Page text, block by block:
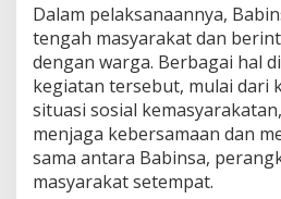
a
n
D
e
n
g
a
M
a
Dalam pelaksanaannya,
tengah masyarakat dan
dengan warga. Berbagai hal
kegiatan tersebut, mulai dari
situasi sosial
menjaga kebersamaan dan
sama antara Babinsa,
masyarakat setempat.